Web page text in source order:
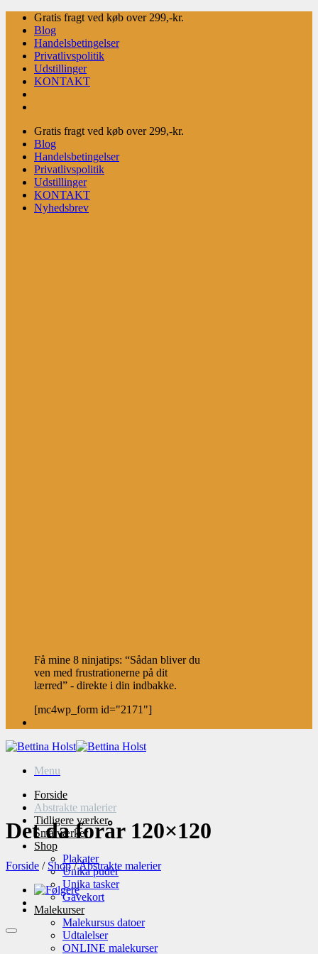
Fortsæt
indhold
Gratis fragt ved køb over 299,-kr.
Blog
Handelsbetingelser
Privatlivspolitik
Udstillinger
KONTAKT
Gratis fragt ved køb over 299,-kr.
Blog
Handelsbetingelser
Privatlivspolitik
Udstillinger
KONTAKT
Nyhedsbrev
Få mine 8 ninjatips: “Sådan bliver du
ven med frustrationerne på dit
lærred” - direkte i din indbakke.
[mc4wp_form id="2171"]
Menu
Forside
Abstrakte malerier
Tidligere værker
Små værker
Shop
Plakater
Unika puder
Unika tasker
Gavekort
Malekurser
Malekursus datoer
Udtalelser
ONLINE malekurser
Det da forår 120×120
Forside / Shop /Abstrakte malerier